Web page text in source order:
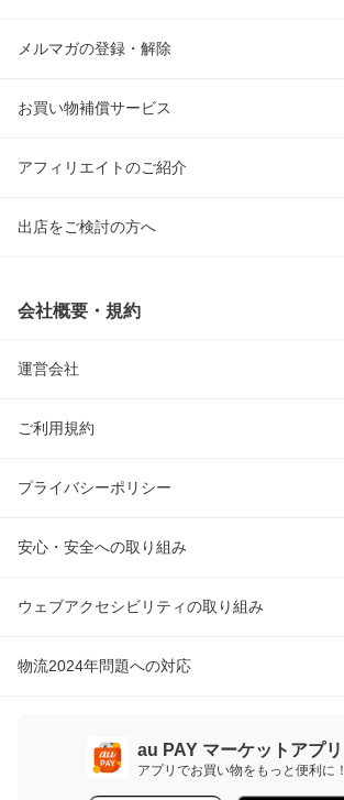
メルマガの登録・解除
お買い物補償サービス
アフィリエイトのご紹介
出店をご検討の方へ
会社概要・規約
運営会社
ご利用規約
プライバシーポリシー
安心・安全への取り組み
ウェブアクセシビリティの取り組み
物流2024年問題への対応
au PAY マーケットアプリ
アプリでお買い物をもっと便利に！